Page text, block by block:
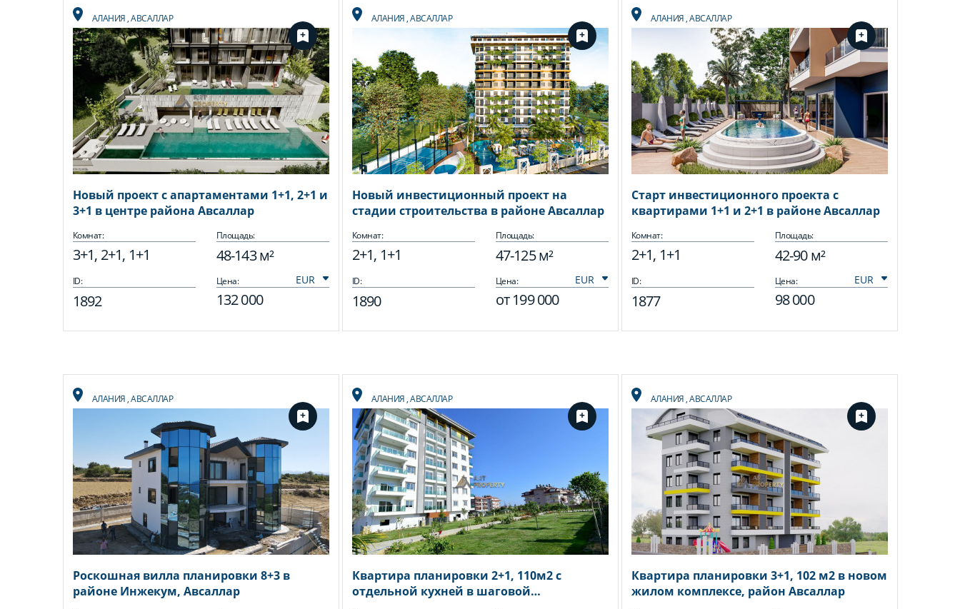
АЛАНИЯ,АВСАЛЛАР
Новый проект с апартаментами 1+1, 2+1 и
3+1 в центре района Авсаллар
Комнат:
3+1, 2+1, 1+1
Площадь:
48-143 м²
ID:
1892
Цена:
132 000
АЛАНИЯ,АВСАЛЛАР
Новый инвестиционный проект на
стадии строительства в районе Авсаллар
Комнат:
2+1, 1+1
Площадь:
47-125 м²
ID:
1890
Цена:
от199 000
АЛАНИЯ,АВСАЛЛАР
Старт инвестиционного проекта с
квартирами 1+1 и 2+1 в районе Авсаллар
Комнат:
2+1, 1+1
Площадь:
42-90 м²
ID:
1877
Цена:
98 000
АЛАНИЯ,АВСАЛЛАР
Роскошная вилла планировки 8+3 в
районе Инжекум, Авсаллар
АЛАНИЯ,АВСАЛЛАР
Квартира планировки 2+1, 110м2 с
отдельной кухней в шаговой
АЛАНИЯ,АВСАЛЛАР
Квартира планировки 3+1, 102 м2 в новом
жилом комплексе, район Авсаллар